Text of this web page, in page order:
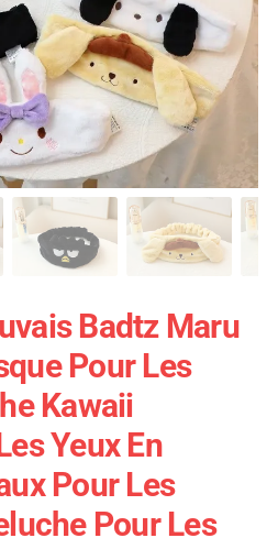
Badtz Maru
Pour Les
Kawaii
Yeux En
Pour Les
Pour Les